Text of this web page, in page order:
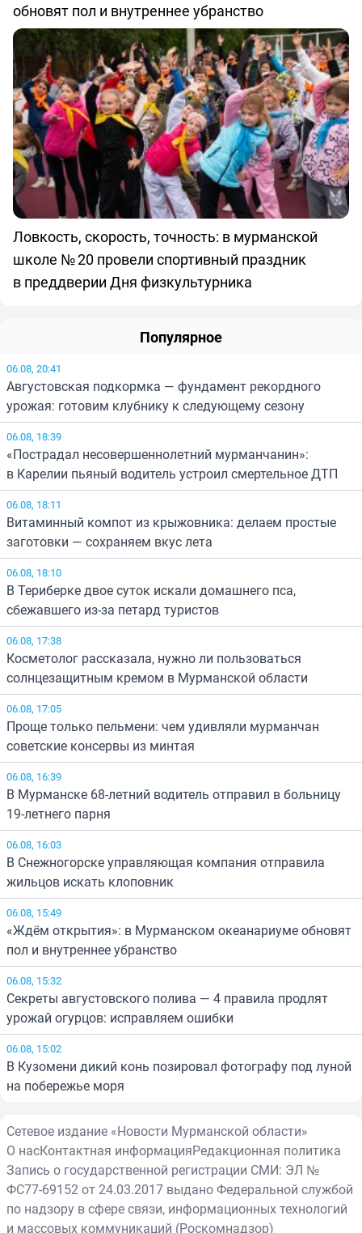
обновят пол и внутреннее убранство
Ловкость, скорость, точность: в мурманской
школе № 20 провели спортивный праздник
в преддверии Дня физкультурника
Популярное
06.08, 20:41
Августовская подкормка — фундамент рекордного
урожая: готовим клубнику к следующему сезону
06.08, 18:39
«Пострадал несовершеннолетний мурманчанин»:
в Карелии пьяный водитель устроил смертельное ДТП
06.08, 18:11
Витаминный компот из крыжовника: делаем простые
заготовки — сохраняем вкус лета
06.08, 18:10
В Териберке двое суток искали домашнего пса,
сбежавшего из-за петард туристов
06.08, 17:38
Косметолог рассказала, нужно ли пользоваться
солнцезащитным кремом в Мурманской области
06.08, 17:05
Проще только пельмени: чем удивляли мурманчан
советские консервы из минтая
06.08, 16:39
В Мурманске 68-летний водитель отправил в больницу
19-летнего парня
06.08, 16:03
В Снежногорске управляющая компания отправила
жильцов искать клоповник
06.08, 15:49
«Ждём открытия»: в Мурманском океанариуме обновят
пол и внутреннее убранство
06.08, 15:32
Секреты августовского полива — 4 правила продлят
урожай огурцов: исправляем ошибки
06.08, 15:02
В Кузомени дикий конь позировал фотографу под луной
на побережье моря
Сетевое издание «Новости Мурманской области»
О насКонтактная информацияРедакционная политика
Запись о государственной регистрации СМИ: ЭЛ №
ФС77-69152 от 24.03.2017 выдано Федеральной службой
по надзору в сфере связи, информационных технологий
и массовых коммуникаций (Роскомнадзор)